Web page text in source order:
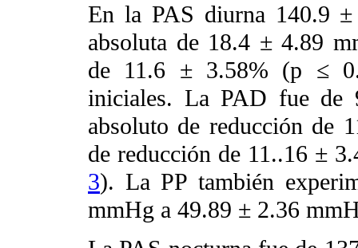
En la PAS diurna 140.9
absoluta de 18.4 ± 4.89
de 11.6 ± 3.58% (p ≤
iniciales. La PAD fue
absoluto de reducción de
de reducción de 11..16 ±
3). La PP también
mmHg a 49.89 ± 2.36